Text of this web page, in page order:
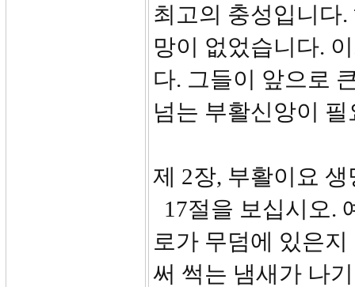
최고의 충성입니다
망이 없었습니다.
다. 그들이 앞으로
넘는 부활신앙이
제 2장, 부활이요
17절을 보십시오.
로가 무덤에 있은
써 썩는 냄새가 나